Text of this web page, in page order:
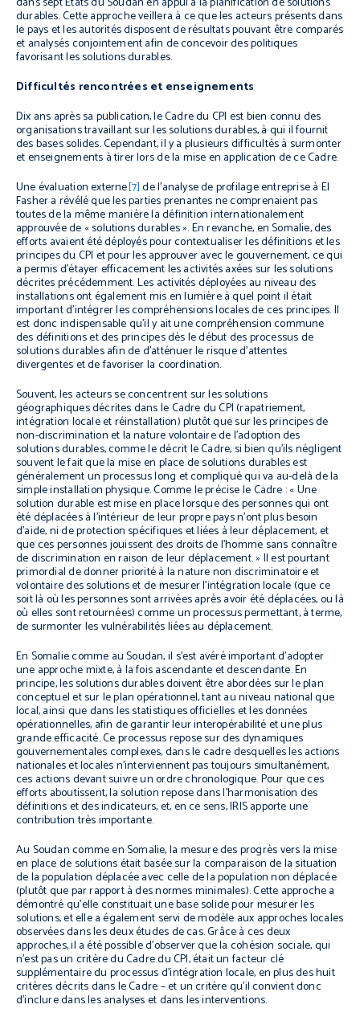
durables. Cette approche veillera à ce que les acteurs présents dans
le pays et les autorités disposent de résultats pouvant être comparés
et analysés conjointement afin de concevoir des politiques
favorisant les solutions durables.
Difficultés rencontrées et enseignements
Dix ans après sa publication, le Cadre du CPI est bien connu des
organisations travaillant sur les solutions durables, à qui il fournit
des bases solides.Cependant, il y a plusieurs difficultés à surmonter
et enseignements à tirer lors de la mise en application de ce Cadre.
Une évaluation externe[7]de l’analyse de profilage entreprise à El
Fasher a révélé que les parties prenantes ne comprenaient pas
toutes de la même manière la définition internationalement
approuvée de « solutions durables ». En revanche, en Somalie, des
efforts avaient été déployés pour contextualiser les définitions et les
principes du CPI et pour les approuver avec le gouvernement, ce qui
a permis d’étayer efficacement les activités axées sur les solutions
décrites précédemment. Les activités déployées au niveau des
installations ont également mis en lumière à quel point il était
important d’intégrer les compréhensions locales de ces principes. Il
est donc indispensable qu’il y ait une compréhension commune
des définitions et des principes dès le début des processus de
solutions durables afin de d’atténuer le risque d’attentes
divergentes et de favoriser la coordination.
Souvent, les acteurs se concentrent sur les solutions
géographiques décrites dans le Cadre du CPI (rapatriement,
intégration locale et réinstallation) plutôt que sur les principes de
non-discrimination et la nature volontaire de l’adoption des
solutions durables, comme le décrit le Cadre, si bien qu’ils négligent
souvent le fait que la mise en place de solutions durables est
généralement un processus long et compliqué qui va au-delà de la
simple installation physique.Comme le précise le Cadre : « Une
solution durable est mise en place lorsque des personnes qui ont
été déplacées à l’intérieur de leur propre pays n’ont plus besoin
d’aide, ni de protection spécifiques et liées à leur déplacement, et
que ces personnes jouissent des droits de l’homme sans connaître
de discrimination en raison de leur déplacement. » Il est pourtant
primordial de donner priorité à la nature non discriminatoire et
volontaire des solutions et de mesurer l’intégration locale (que ce
soit là où les personnes sont arrivées après avoir été déplacées, ou là
où elles sont retournées) comme un processus permettant, à terme,
de surmonter les vulnérabilités liées au déplacement.
En Somalie comme au Soudan, il s’est avéré important d’adopter
une approche mixte, à la fois ascendante et descendante.En
principe, les solutions durables doivent être abordées sur le plan
conceptuel et sur le plan opérationnel, tant au niveau national que
local, ainsi que dans les statistiques officielles et les données
opérationnelles, afin de garantir leur interopérabilité et une plus
grande efficacité. Ce processus repose sur des dynamiques
gouvernementales complexes, dans le cadre desquelles les actions
nationales et locales n’interviennent pas toujours simultanément,
ces actions devant suivre un ordre chronologique. Pour que ces
efforts aboutissent, la solution repose dans l’harmonisation des
définitions et des indicateurs, et, en ce sens, IRIS apporte une
contribution très importante.
Au Soudan comme en Somalie, la mesure des progrès vers la mise
en place de solutions était basée sur la comparaison de la situation
de la population déplacée avec celle de la population non déplacée
(plutôt que par rapport à des normes minimales). Cette approche a
démontré qu’elle constituait une base solide pour mesurer les
solutions, et elle a également servi de modèle aux approches locales
observées dans les deux études de cas. Grâce à ces deux
approches, il a été possible d’observer que la cohésion sociale, qui
n’est pas un critère du Cadre du CPI, était un facteur clé
supplémentaire du processus d’intégration locale, en plus des huit
critères décrits dans le Cadre – et un critère qu’il convient donc
d’inclure dans les analyses et dans les interventions.